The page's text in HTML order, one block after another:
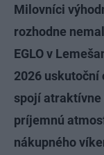
Milovníci
rozhodne
EGLO v
2026 uskutoční
spojí atraktívne
príjemnú
nákupného